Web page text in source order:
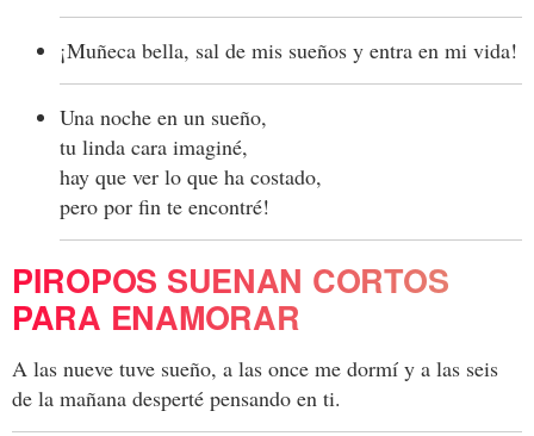
¡Muñeca bella, sal de mis sueños y entra en mi vida!
Una noche en un sueño,
tu linda cara imaginé,
hay que ver lo que ha costado,
pero por fin te encontré!
PIROPOS SUENAN CORTOS
PARA ENAMORAR
A las nueve tuve sueño, a las once me dormí y a las seis
de la mañana desperté pensando en ti.